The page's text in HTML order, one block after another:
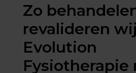
Zo
revalideren
Evolution
Fysiotherapie